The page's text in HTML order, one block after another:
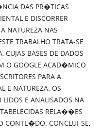
DAS PR�TICAS
E DISCORRER
NATUREZA NAS
TRABALHO TRATA-SE
BASES DE DADOS
O GOOGLE ACAD�MICO
PARA A
E NATUREZA. OS
LIDOS E ANALISADOS NA
RELA��ES
CONTE�DO. CONCLUI-SE,